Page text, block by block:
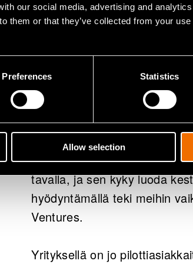
our social media, advertising and
them or that they’ve collected from your
Preferences Statistics
Allow selection
asettavat verkolle uusia
häiriönsietokykyä ja
energiajärjestelmissä
tehonvarastointia
teollisuuden
"Olennainen rakenteellinen
vain varavirtaa, vaan siitä
Granarium ratkaisee suurta
tavalla, ja sen kyky luoda
hyödyntämällä teki meihin
Ventures.
Yrityksellä on jo